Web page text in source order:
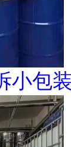
小包装